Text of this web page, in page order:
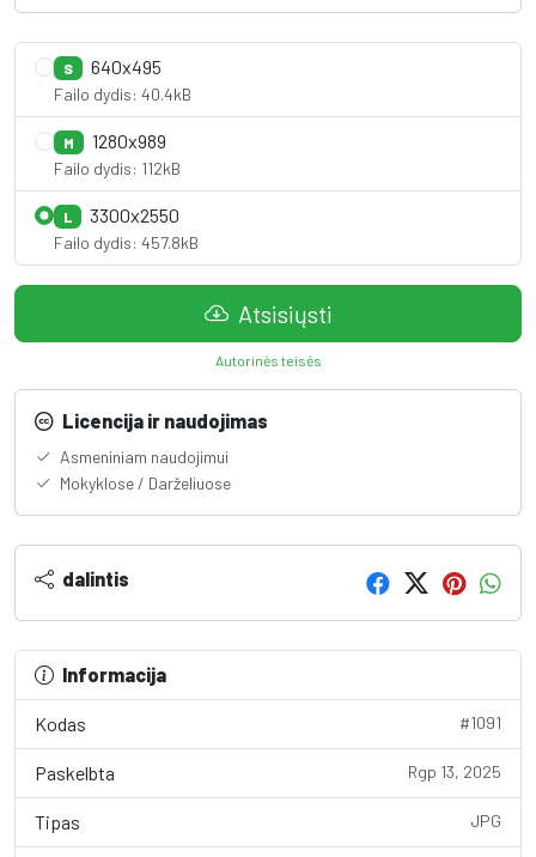
S 640x495
Failo dydis: 40.4kB
M 1280x989
Failo dydis: 112kB
L 3300x2550
Failo dydis: 457.8kB
Atsisiųsti
Autorinės teisės
Licencija ir naudojimas
Asmeniniam naudojimui
Mokyklose / Darželiuose
dalintis
Informacija
Kodas #1091
Paskelbta Rgp 13, 2025
Tipas JPG